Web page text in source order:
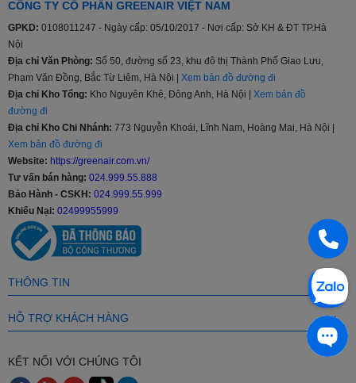
CÔNG TY CỔ PHẦN GREENAIR VIỆT NAM
GPKD: 0108011247 - Ngày cấp: 05/10/2017 - Nơi cấp: Sở KH & ĐT TP.Hà
Nội
Địa chỉ Văn Phòng: Số 50, đường số 23, khu đô thị Thành Phố Giao Lưu,
Phạm Văn Đồng, Bắc Từ Liêm, Hà Nội | Xem bản đồ đường đi
Địa chỉ Kho Tổng: Kho Nguyên Khê, Đông Anh, Hà Nội | Xem bản đồ
đường đi
Địa chỉ Kho Chi Nhánh: 773 Nguyễn Khoái, Lĩnh Nam, Hoàng Mai, Hà Nội |
Xem bản đồ đường đi
Website: https://greenair.com.vn/
Tư vấn bán hàng: 024.999.55.888
Bảo Hành - CSKH: 024.999.55.999
Khiếu Nại: 02499955999
THÔNG TIN
HỖ TRỢ KHÁCH HÀNG
KẾT NỐI VỚI CHÚNG TÔI